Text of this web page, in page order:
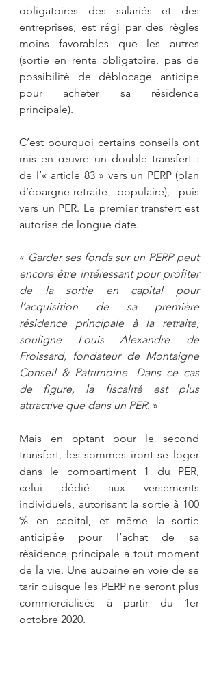
obligatoires des salariés et des
entreprises, est régi par des règles
moins favorables que les autres
(sortie en rente obligatoire, pas de
possibilité de déblocage anticipé
pour acheter sa résidence
principale).
C’est pourquoi certains conseils ont
mis en œuvre un double transfert :
de l’« article 83 » vers un PERP (plan
d’épargne-retraite populaire), puis
vers un PER. Le premier transfert est
autorisé de longue date.
« Garder ses fonds sur un PERP peut
encore être intéressant pour profiter
de la sortie en capital pour
l’acquisition de sa première
résidence principale à la retraite,
souligne Louis Alexandre de
Froissard, fondateur de Montaigne
Conseil & Patrimoine. Dans ce cas
de figure, la fiscalité est plus
attractive que dans un PER. »
Mais en optant pour le second
transfert, les sommes iront se loger
dans le compartiment 1 du PER,
celui dédié aux versements
individuels, autorisant la sortie à 100
% en capital, et même la sortie
anticipée pour l’achat de sa
résidence principale à tout moment
de la vie. Une aubaine en voie de se
tarir puisque les PERP ne seront plus
commercialisés à partir du 1er
octobre 2020.